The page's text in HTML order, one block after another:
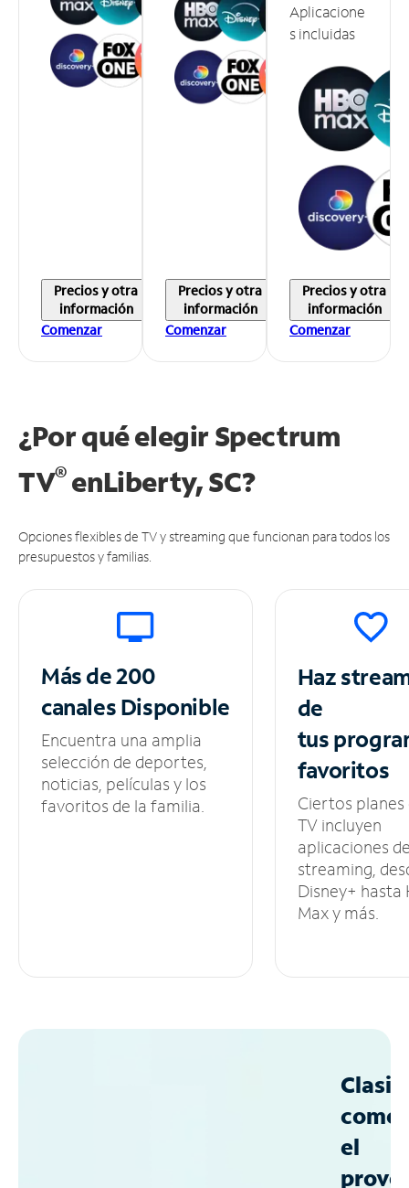
Precios y otra
información
Comenzar
Precios y otra
información
Comenzar
Aplicacione
s incluidas
Precios y otra
información
Comenzar
¿Por qué elegir Spectrum
TV®enLiberty, SC?
Opciones flexibles de TV y streaming que funcionan para todos los
presupuestos y familias.
Más de 200
canalesDisponible
Encuentra una amplia
selección de deportes,
noticias, películas y los
favoritos de la familia.
Haz
de
tus
favoritos
Ciertos planes
TV incluyen
aplicaciones
streaming,
Disney+ hasta
Max y más.
como
el